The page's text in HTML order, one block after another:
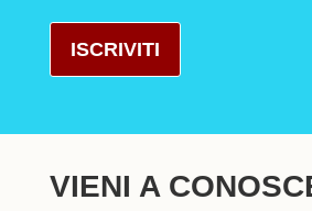
ISCRIVITI
VIENI A